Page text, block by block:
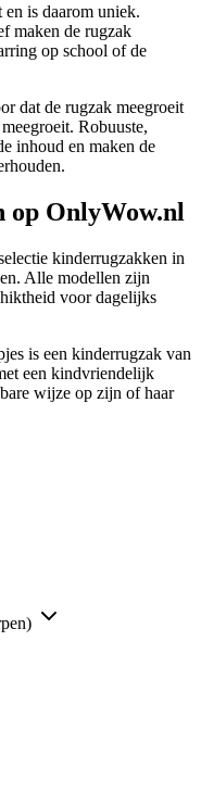
is daarom uniek.
maken de rugzak
op school of de
dat de rugzak meegroeit
Robuuste,
inhoud en maken de
op OnlyWow.nl
kinderrugzakken in
Alle modellen zijn
voor dagelijks
is een kinderrugzak van
een kindvriendelijk
wijze op zijn of haar